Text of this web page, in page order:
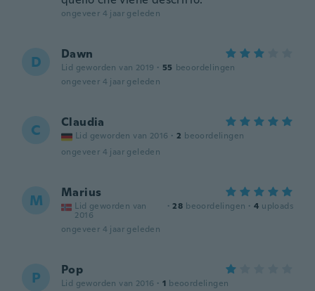
ongeveer 4 jaar geleden
D Dawn
Lid geworden van 2019 · 55 beoordelingen
ongeveer 4 jaar geleden
C Claudia
Lid geworden van 2016 · 2 beoordelingen
ongeveer 4 jaar geleden
M Marius
Lid geworden van
2016
· 28 beoordelingen · 4 uploads
ongeveer 4 jaar geleden
P Pop
Lid geworden van 2016 · 1 beoordelingen